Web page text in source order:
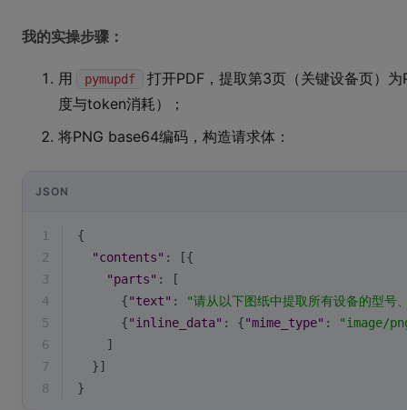
我的实操步骤：
用 pymupdf
打开PDF，提取第3页（关键设备页）
度与token消耗）；
将PNG base64编码，构造请求体：
JSON
1
{
2
"contents" : [{
3
"parts" : [
4
      {
"text" :
"请从以下图纸中提取所有设备的型
5
      {
"inline_data" : {"mime_type" :
"image/
6
    ]
7
  }]
8
}